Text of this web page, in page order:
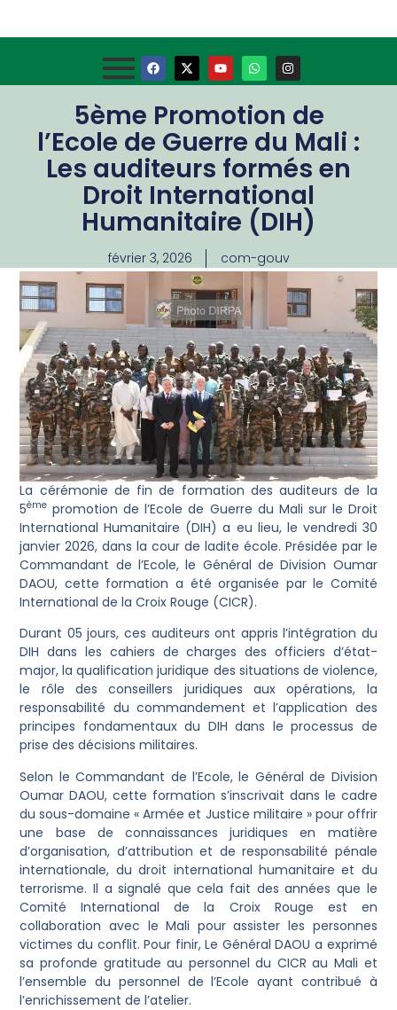
5ème Promotion de
l’Ecole de Guerre du Mali :
Les auditeurs formés en
Droit International
Humanitaire (DIH)
février 3, 2026 com-gouv
La cérémonie de fin de formation des auditeurs de la
5ème promotion de l’Ecole de Guerre du Mali sur le Droit
International Humanitaire (DIH) a eu lieu, le vendredi 30
janvier 2026, dans la cour de ladite école. Présidée par le
Commandant de l’Ecole, le Général de Division Oumar
DAOU, cette formation a été organisée par le Comité
International de la Croix Rouge (CICR).
Durant 05 jours, ces auditeurs ont appris l’intégration du
DIH dans les cahiers de charges des officiers d’état-
major, la qualification juridique des situations de violence,
le rôle des conseillers juridiques aux opérations, la
responsabilité du commandement et l’application des
principes fondamentaux du DIH dans le processus de
prise des décisions militaires.
Selon le Commandant de l’Ecole, le Général de Division
Oumar DAOU, cette formation s’inscrivait dans le cadre
du sous-domaine « Armée et Justice militaire » pour offrir
une base de connaissances juridiques en matière
d’organisation, d’attribution et de responsabilité pénale
internationale, du droit international humanitaire et du
terrorisme. Il a signalé que cela fait des années que le
Comité International de la Croix Rouge est en
collaboration avec le Mali pour assister les personnes
victimes du conflit. Pour finir, Le Général DAOU a exprimé
sa profonde gratitude au personnel du CICR au Mali et
l’ensemble du personnel de l’Ecole ayant contribué à
l’enrichissement de l’atelier.